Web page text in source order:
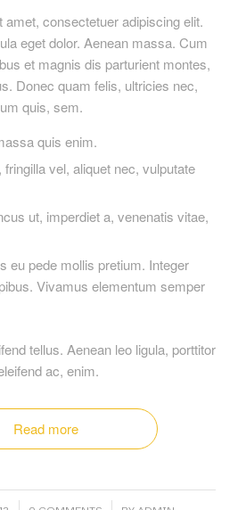
amet, consectetuer adipiscing elit.
eget dolor. Aenean massa. Cum
et magnis dis parturient montes,
Donec quam felis, ultricies nec,
quis, sem.
quis enim.
vel, aliquet nec, vulputate
ut, imperdiet a, venenatis vitae,
eu pede mollis pretium. Integer
Vivamus elementum semper
tellus. Aenean leo ligula, porttitor
ac, enim.
Read more